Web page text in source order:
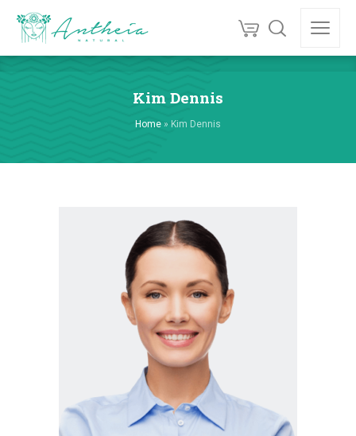
Kim Dennis
Home » Kim Dennis